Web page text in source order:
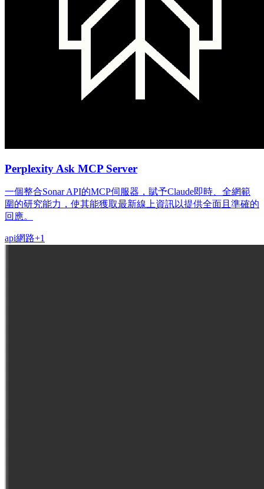
Perplexity Ask MCP Server
一個整合Sonar API的MCP伺服器，賦予Claude即時、全網範
圍的研究能力，使其能獲取最新線上資訊以提供全面且準確的
回應。
api網路+1